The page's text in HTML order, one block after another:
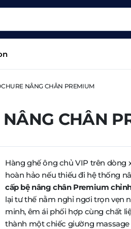
NÂNG CHÂN PREMIUM
CHÂN
Hàng ghế ông chủ VIP trên dòng
hoàn hảo nếu thiếu đi hệ thống
cấp bệ nâng chân Premium
lại tư thế nằm nghỉ ngơi trọn vẹn
minh, êm ái phối hợp cùng chất
thành một chiếc giường